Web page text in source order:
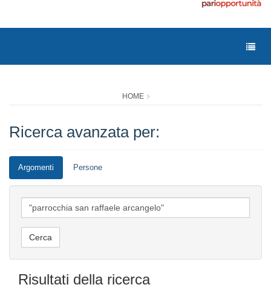
HOME
Ricerca avanzata per:
Argomenti Persone
Risultati della ricerca